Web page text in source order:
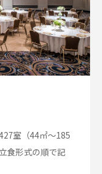
室（44㎡～185
食形式の順で記